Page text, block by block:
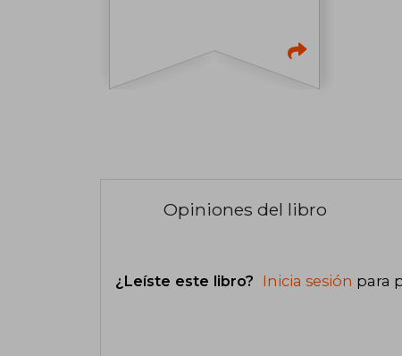
Opiniones del libro
¿Leíste este libro? Inicia sesión para